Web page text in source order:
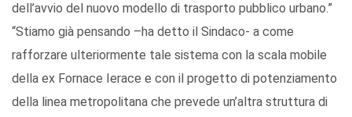
dell’avvio del nuovo modello di trasporto pubblico urbano.”
“Stiamo già pensando –ha detto il Sindaco- a come
rafforzare ulteriormente tale sistema con la scala mobile
della ex Fornace Ierace e con il progetto di potenziamento
della linea metropolitana che prevede un’altra struttura di